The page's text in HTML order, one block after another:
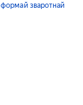
формай зваротнай